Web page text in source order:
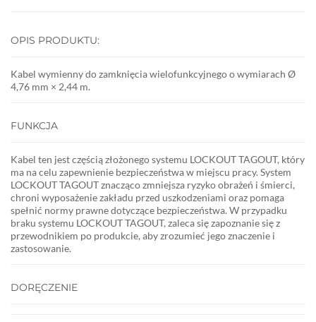
OPIS PRODUKTU:
Kabel wymienny do zamknięcia wielofunkcyjnego o wymiarach Ø
4,76 mm × 2,44 m.
FUNKCJA
Kabel ten jest częścią złożonego systemu LOCKOUT TAGOUT, który
ma na celu zapewnienie bezpieczeństwa w miejscu pracy. System
LOCKOUT TAGOUT znacząco zmniejsza ryzyko obrażeń i śmierci,
chroni wyposażenie zakładu przed uszkodzeniami oraz pomaga
spełnić normy prawne dotyczące bezpieczeństwa. W przypadku
braku systemu LOCKOUT TAGOUT, zaleca się zapoznanie się z
przewodnikiem po produkcie, aby zrozumieć jego znaczenie i
zastosowanie.
DORĘCZENIE